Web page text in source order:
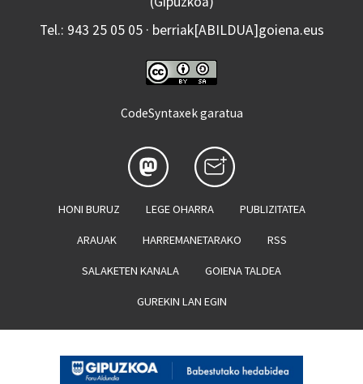
Tel.: 943 25 05 05 · berriak[ABILDUA]goiena.eus
CodeSyntaxek garatua
HONI BURUZ LEGE OHARRA PUBLIZITATEA
ARAUAK HARREMANETARAKO RSS
SALAKETEN KANALA GOIENA TALDEA
GUREKIN LAN EGIN